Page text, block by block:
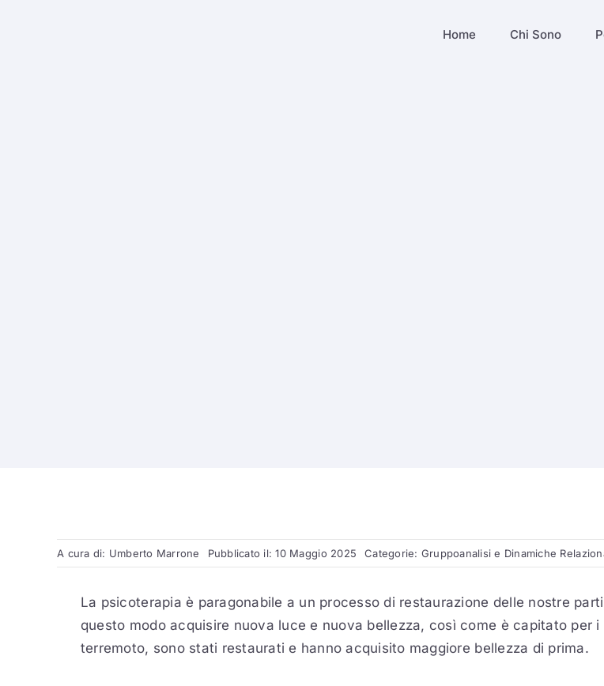
Home Chi Sono
A cura di: Umberto Marrone Pubblicato il: 10 Maggio 2025 Categorie: Gruppoanalisi e Dinamiche
La psicoterapia è paragonabile a un processo di restaurazione delle nostre
questo modo acquisire nuova luce e nuova bellezza, così come è capitato per
terremoto, sono stati restaurati e hanno acquisito maggiore bellezza di prima.